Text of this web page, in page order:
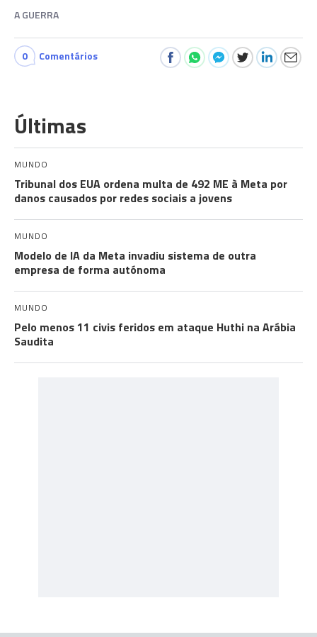
A GUERRA
0 Comentários
Últimas
MUNDO
Tribunal dos EUA ordena multa de 492 ME à Meta por
danos causados por redes sociais a jovens
MUNDO
Modelo de IA da Meta invadiu sistema de outra
empresa de forma autónoma
MUNDO
Pelo menos 11 civis feridos em ataque Huthi na Arábia
Saudita